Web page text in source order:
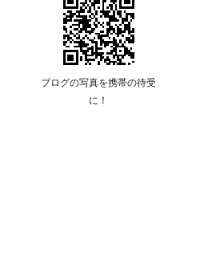
ブログの写真を携帯の待受
に！